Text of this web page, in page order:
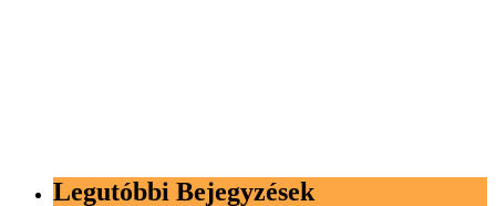
Legutóbbi Bejegyzések